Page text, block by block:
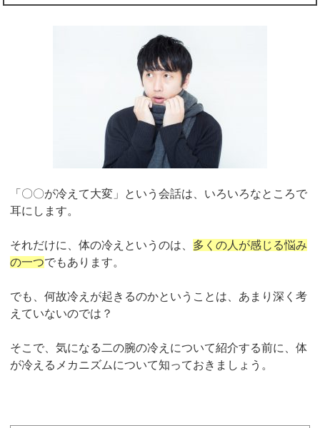
「〇〇が冷えて大変」という会話は、いろいろなところで
耳にします。
それだけに、体の冷えというのは、 多くの人が感じる悩み
の一つでもあります。
でも、何故冷えが起きるのかということは、あまり深く考
えていないのでは？
そこで、気になる二の腕の冷えについて紹介する前に、体
が冷えるメカニズムについて知っておきましょう。